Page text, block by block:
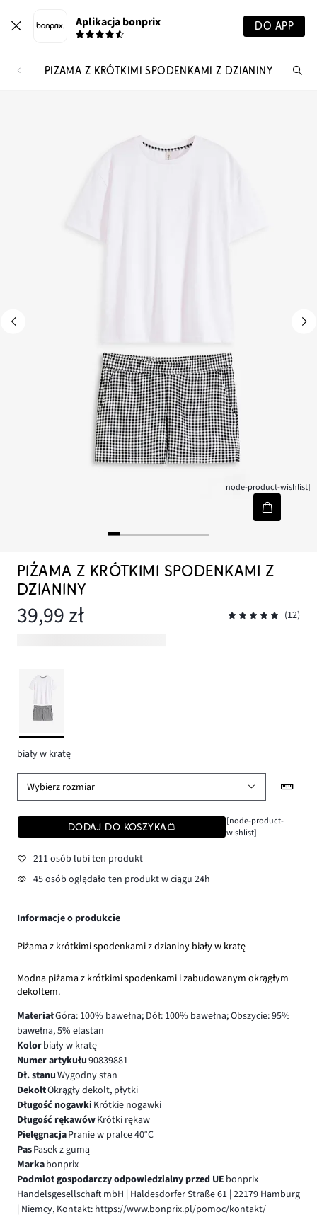
Aplikacja bonprix DO APP
PIŻAMA Z KRÓTKIMI SPODENKAMI Z DZIANINY
[node-product-wishlist]
PIŻAMA Z KRÓTKIMI SPODENKAMI Z
DZIANINY
39,99 zł (12)
biały w kratę
Wybierz rozmiar
DODAJ DO KOSZYKA
[node-product-
wishlist]
211 osób lubi ten produkt
45 osób oglądało ten produkt w ciągu 24h
Informacje o produkcie
Piżama z krótkimi spodenkami z dzianiny biały w kratę
Modna piżama z krótkimi spodenkami i zabudowanym okrągłym
dekoltem.
MateriałGóra: 100% bawełna; Dół: 100% bawełna; Obszycie: 95%
bawełna, 5% elastan
Kolorbiały w kratę
Numer artykułu90839881
Dł. stanuWygodny stan
DekoltOkrągły dekolt, płytki
Długość nogawki Krótkie nogawki
Długość rękawówKrótki rękaw
PielęgnacjaPranie w pralce 40°C
PasPasek z gumą
Markabonprix
Podmiot gospodarczy odpowiedzialny przed UE bonprix
Handelsgesellschaft mbH | Haldesdorfer Straße 61 | 22179 Hamburg
| Niemcy, Kontakt: https://www.bonprix.pl/pomoc/kontakt/